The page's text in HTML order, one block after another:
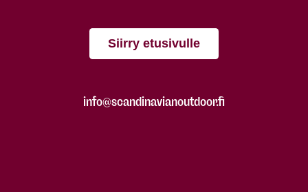
Siirry etusivulle
info@scandinavianoutdoor.fi